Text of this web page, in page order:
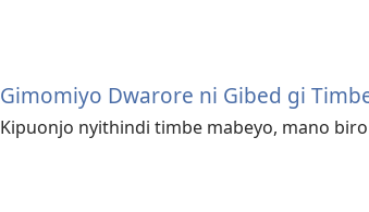
Gimomiyo Dwarore ni Gibed gi
Kipuonjo nyithindi timbe mabeyo, mano